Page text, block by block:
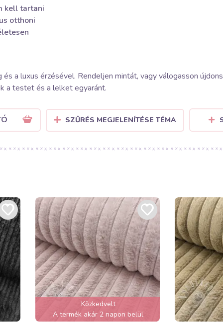
kell tartani
otthoni
a luxus érzésével. Rendeljen mintát, vagy válogasson
a testet és a lelket egyaránt.
SZŰRÉS MEGJELENÍTÉSE TÉMA
Közkedvelt
A termék akár 2 napon belül
elfogyhat!